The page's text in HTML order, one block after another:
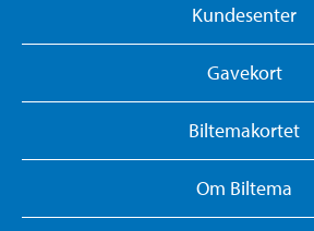
Kundesenter
Gavekort
Biltemakortet
Om Biltema